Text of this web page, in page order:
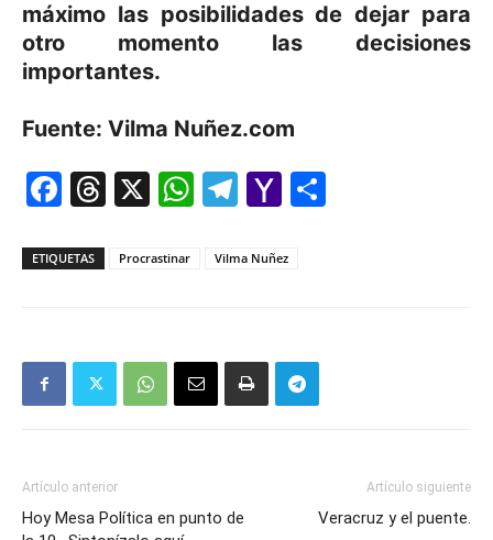
máximo las posibilidades de dejar para
otro momento las decisiones
importantes.
Fuente: Vilma Nuñez.com
Facebook
Threads
X WhatsApp
Telegram
Yahoo
ETIQUETAS Procrastinar Vilma Nuñez
Artículo anterior
Hoy Mesa Política en punto de
Artículo siguiente
Veracruz y el puente.